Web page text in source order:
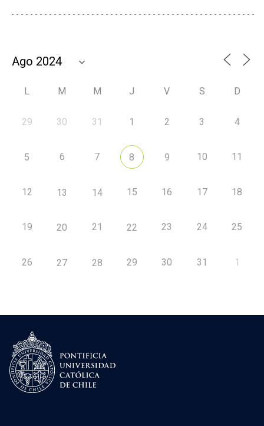
L M M J V S D
29 30 31 1 2 3 4
5 6 7 8 9 10 11
12 13 14 15 16 17 18
19 20 21 22 23 24 25
26 27 28 29 30 31 1